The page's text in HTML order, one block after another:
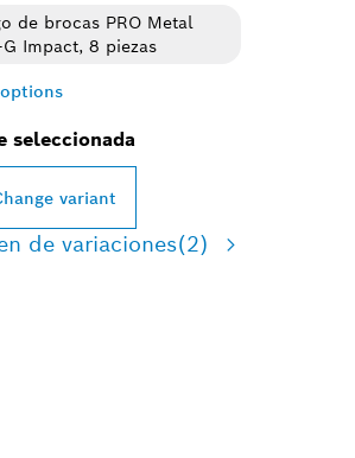
de brocas PRO Metal
G Impact, 8 piezas
seleccionada
variant
de variaciones(2)